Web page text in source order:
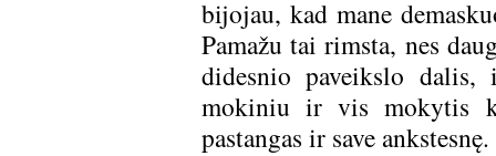
bijojau, kad mane
Pamažu tai rimsta, nes
didesnio paveikslo
mokiniu ir vis mokytis
pastangas ir save ankstesnę.